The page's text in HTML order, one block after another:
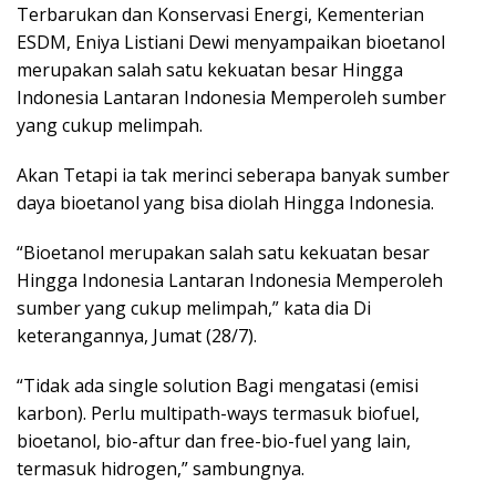
Terbarukan dan Konservasi Energi, Kementerian
ESDM, Eniya Listiani Dewi menyampaikan bioetanol
merupakan salah satu kekuatan besar Hingga
Indonesia Lantaran Indonesia Memperoleh sumber
yang cukup melimpah.
Akan Tetapi ia tak merinci seberapa banyak sumber
daya bioetanol yang bisa diolah Hingga Indonesia.
“Bioetanol merupakan salah satu kekuatan besar
Hingga Indonesia Lantaran Indonesia Memperoleh
sumber yang cukup melimpah,” kata dia Di
keterangannya, Jumat (28/7).
“Tidak ada single solution Bagi mengatasi (emisi
karbon). Perlu multipath-ways termasuk biofuel,
bioetanol, bio-aftur dan free-bio-fuel yang lain,
termasuk hidrogen,” sambungnya.